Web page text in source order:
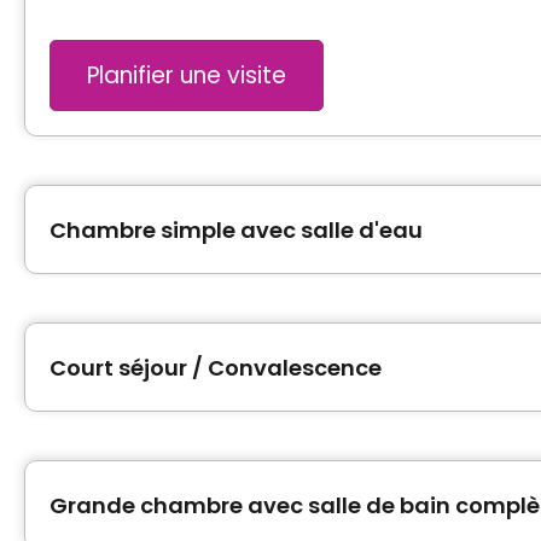
Planifier une visite
Chambre simple avec salle d'eau
Court séjour / Convalescence
Grande chambre avec salle de bain